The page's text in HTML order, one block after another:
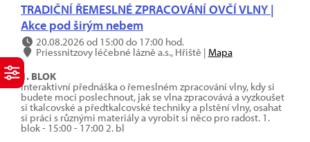
TRADIČNÍ ŘEMESLNÉ ZPRACOVÁNÍ OVČÍ VLNY |
Akce pod širým nebem
20.08.2026 od 15:00 do 17:00 hod.
Priessnitzovy léčebné lázně a.s., Hřiště | Mapa
1. BLOK
Interaktivní přednáška o řemeslném zpracování vlny, kdy si
budete moci poslechnout, jak se vlna zpracovává a vyzkoušet
si tkalcovské a předtkalcovské techniky a plstění vlny, osahat
si práci s různými materiály a vyrobit si něco pro radost. 1.
blok - 15:00 - 17:00 2. bl